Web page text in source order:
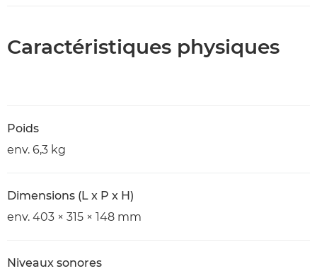
Caractéristiques physiques
Poids
env. 6,3 kg
Dimensions (L x P x H)
env. 403 × 315 × 148 mm
Niveaux sonores